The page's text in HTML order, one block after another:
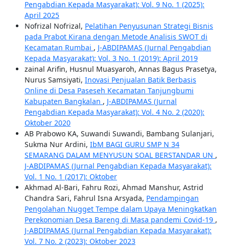
Pengabdian Kepada Masyarakat): Vol. 9 No. 1 (2025):
April 2025
Nofrizal Nofrizal, Pelatihan Penyusunan Strategi Bisnis
pada Prabot Kirana dengan Metode Analisis SWOT di
Kecamatan Rumbai , J-ABDIPAMAS (Jurnal Pengabdian
Kepada Masyarakat): Vol. 3 No. 1 (2019): April 2019
zainal Arifin, Husnul Muasyaroh, Annas Bagus Prasetya,
Nurus Samsiyati, Inovasi Penjualan Batik Berbasis
Online di Desa Paseseh Kecamatan Tanjungbumi
Kabupaten Bangkalan , J-ABDIPAMAS (Jurnal
Pengabdian Kepada Masyarakat): Vol. 4 No. 2 (2020):
Oktober 2020
AB Prabowo KA, Suwandi Suwandi, Bambang Sulanjari,
Sukma Nur Ardini, IbM BAGI GURU SMP N 34
SEMARANG DALAM MENYUSUN SOAL BERSTANDAR UN ,
J-ABDIPAMAS (Jurnal Pengabdian Kepada Masyarakat):
Vol. 1 No. 1 (2017): Oktober
Akhmad Al-Bari, Fahru Rozi, Ahmad Manshur, Astrid
Chandra Sari, Fahrul Isna Arsyada, Pendampingan
Pengolahan Nugget Tempe dalam Upaya Meningkatkan
Perekonomian Desa Bareng di Masa pandemi Covid-19 ,
J-ABDIPAMAS (Jurnal Pengabdian Kepada Masyarakat):
Vol. 7 No. 2 (2023): Oktober 2023